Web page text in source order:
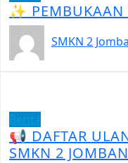
✨
SMKN 2
📢 DAFTAR
SMKN 2